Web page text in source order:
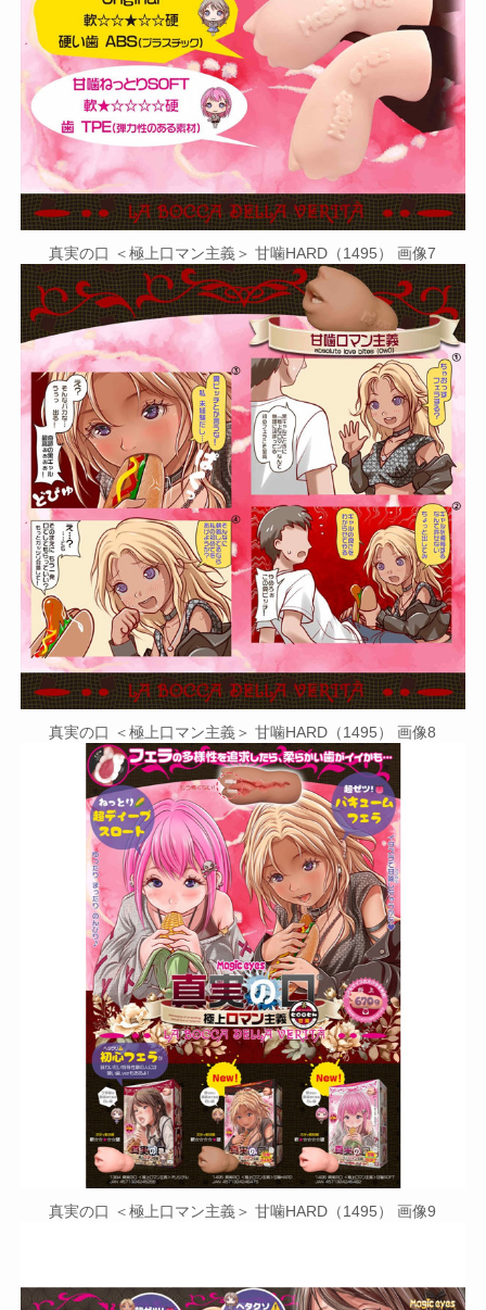
真実の口 ＜極上口マン主義＞ 甘噛HARD（1495） 画像7
真実の口 ＜極上口マン主義＞ 甘噛HARD（1495） 画像8
真実の口 ＜極上口マン主義＞ 甘噛HARD（1495） 画像9